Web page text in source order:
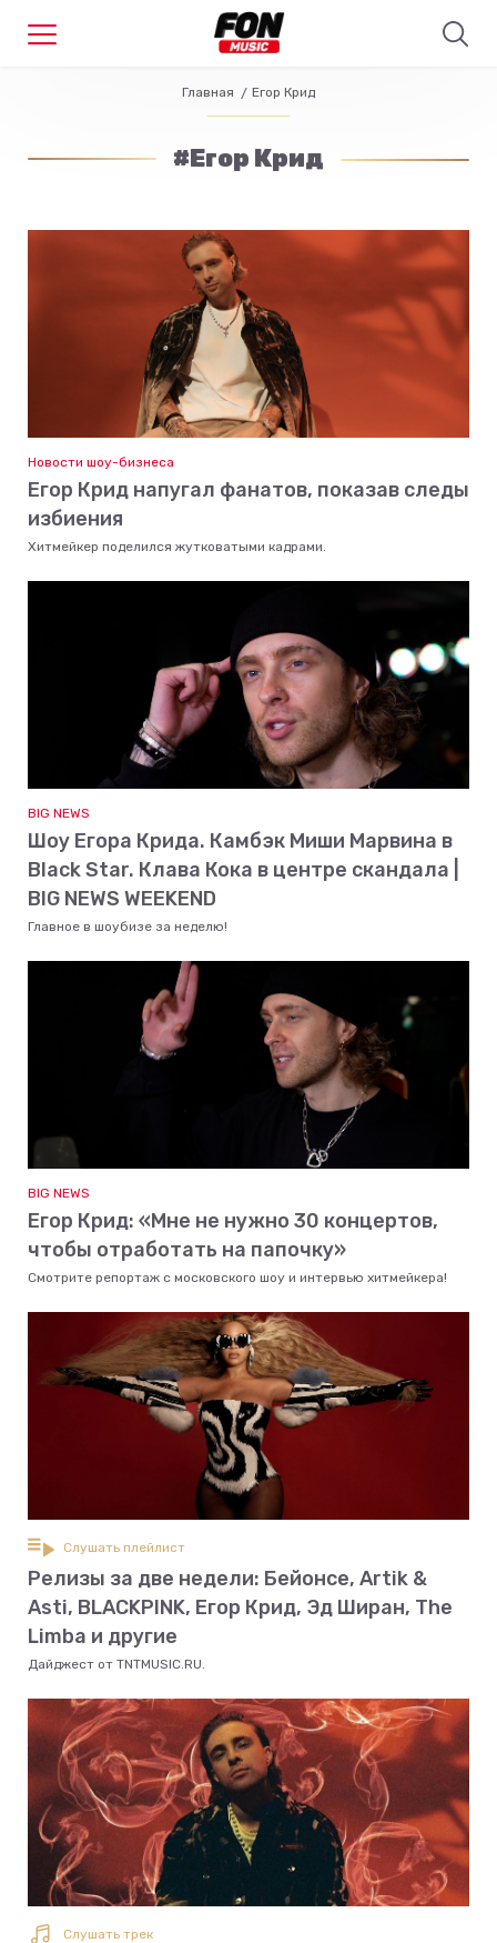
Главная Егор Крид
#Егор Крид
Новости шоу-бизнеса
Егор Крид напугал фанатов, показав следы
избиения
Хитмейкер поделился жутковатыми кадрами.
BIG NEWS
Шоу Егора Крида. Камбэк Миши Марвина в
Black Star. Клава Кока в центре скандала |
BIG NEWS WEEKEND
Главное в шоубизе за неделю!
BIG NEWS
Егор Крид: «Мне не нужно 30 концертов,
чтобы отработать на папочку»
Смотрите репортаж с московского шоу и интервью хитмейкера!
Слушать плейлист
Релизы за две недели: Бейонсе, Artik &
Asti, BLACKPINK, Егор Крид, Эд Ширан, The
Limba и другие
Дайджест от TNTMUSIC.RU.
Слушать трек